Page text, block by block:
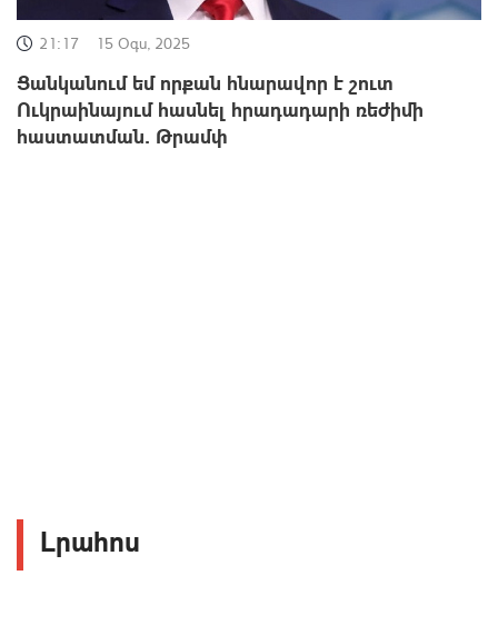
21:17 15 Օգս, 2025
Ցանկանում եմ որքան հնարավոր է շուտ
Ուկրաինայում հասնել հրադադարի ռեժիմի
հաստատման․ Թրամփ
Լրահոս